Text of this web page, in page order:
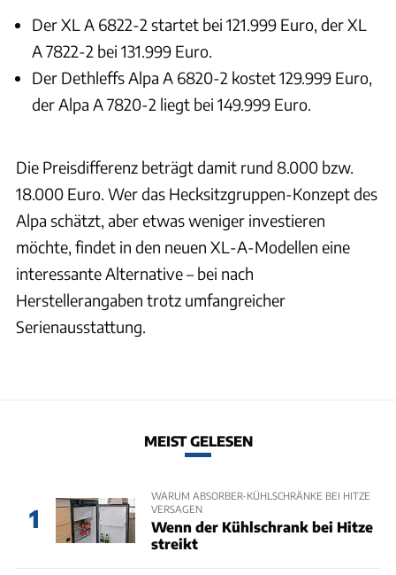
Der XL A 6822-2 startet bei 121.999 Euro, der XL
A 7822-2 bei 131.999 Euro.
Der Dethleffs Alpa A 6820-2 kostet 129.999 Euro,
der Alpa A 7820-2 liegt bei 149.999 Euro.
Die Preisdifferenz beträgt damit rund 8.000 bzw.
18.000 Euro. Wer das Hecksitzgruppen-Konzept des
Alpa schätzt, aber etwas weniger investieren
möchte, findet in den neuen XL-A-Modellen eine
interessante Alternative – bei nach
Herstellerangaben trotz umfangreicher
Serienausstattung.
MEIST GELESEN
1
WARUM ABSORBER-KÜHLSCHRÄNKE BEI HITZE
VERSAGEN
Wenn der Kühlschrank bei Hitze
streikt